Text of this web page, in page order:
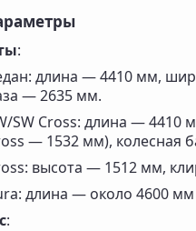
:
длина — 4410 мм,
— 2635 мм.
SW Cross: длина —
— 1532 мм), колесная
высота — 1512 мм,
длина — около 4600 мм
: